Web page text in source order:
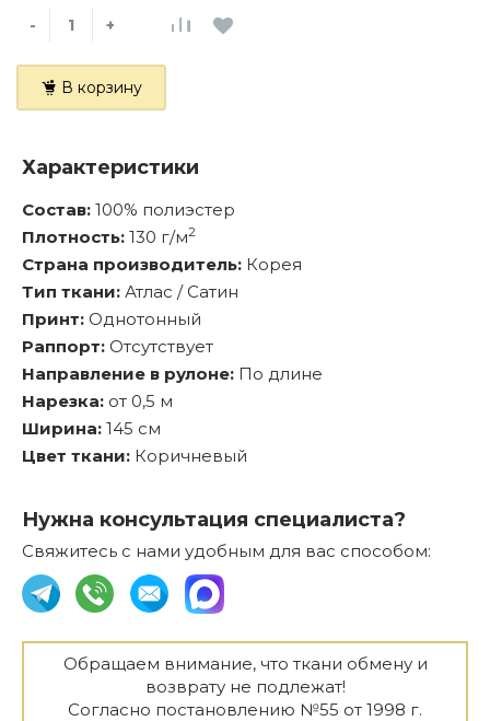
- +
В корзину
Характеристики
Состав: 100% полиэстер
Плотность: 130 г/м2
Страна производитель: Корея
Тип ткани: Атлас / Сатин
Принт: Однотонный
Раппорт: Отсутствует
Направление в рулоне: По длине
Нарезка: от 0,5 м
Ширина: 145 см
Цвет ткани: Коричневый
Нужна консультация специалиста?
Свяжитесь с нами удобным для вас способом:
Обращаем внимание, что ткани обмену и
возврату не подлежат!
Согласно постановлению №55 от 1998 г.